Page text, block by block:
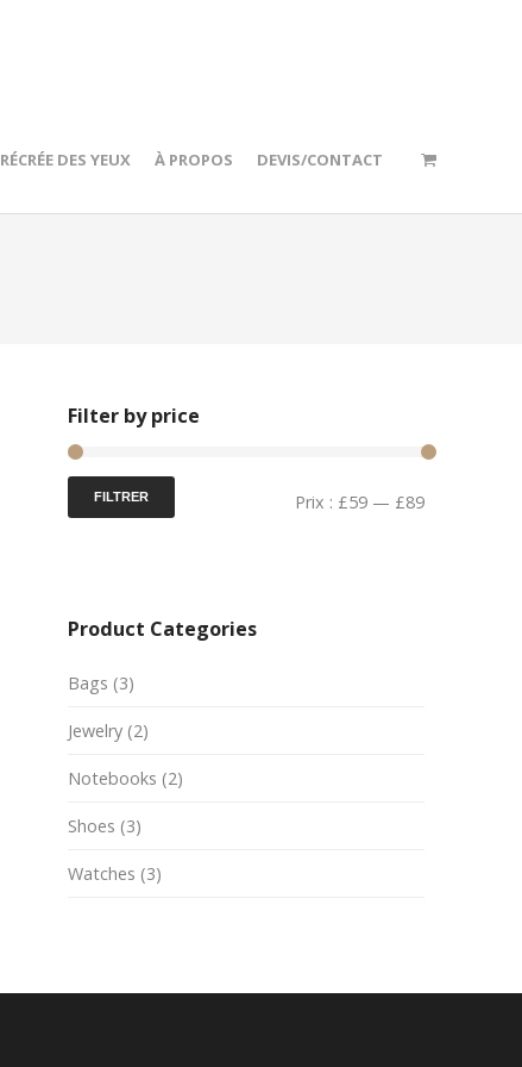
RÉCRÉE DES YEUX À PROPOS DEVIS/CONTACT
Filter by price
FILTRER Prix : £59 — £89
Product Categories
Bags (3)
Jewelry (2)
Notebooks (2)
Shoes (3)
Watches (3)